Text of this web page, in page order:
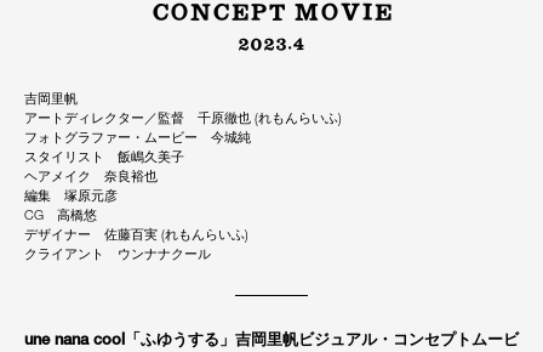
CONCEPT MOVIE
2023.4
吉岡里帆
アートディレクター／監督 千原徹也 (れもんらいふ)
フォトグラファー・ムービー 今城純
スタイリスト 飯嶋久美子
ヘアメイク 奈良裕也
編集 塚原元彦
CG 高橋悠
デザイナー 佐藤百実 (れもんらいふ)
クライアント ウンナナクール
une nana cool「ふゆうする」吉岡里帆ビジュアル・コンセプトムービ